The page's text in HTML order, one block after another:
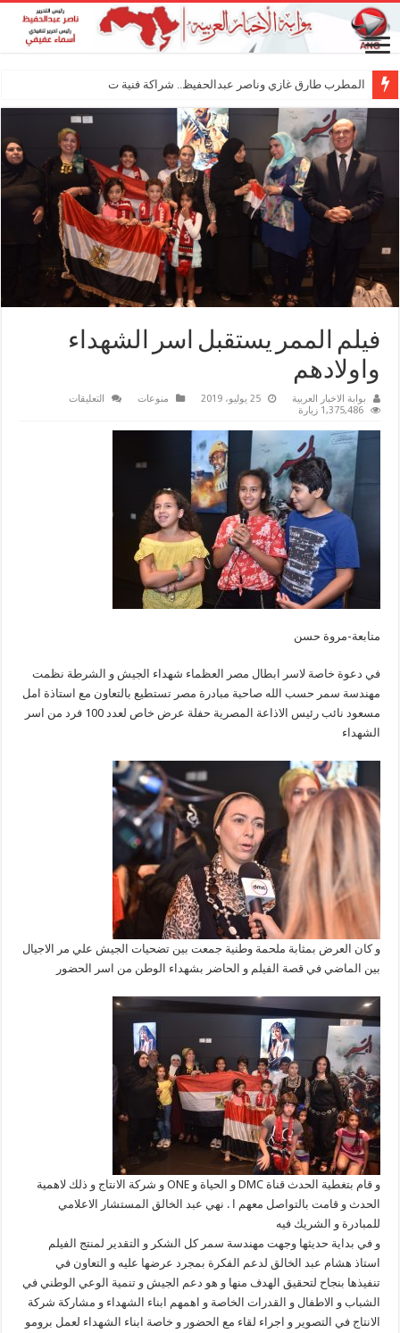
المطرب طارق غازي وناصر عبدالحفيظ.. شراكة فنية ترسم ملامح مستقبل
فيلم الممر يستقبل اسر الشهداء
واولادهم
بوابة الاخبار العربية 25 يوليو، 2019 منوعات التعليقات
1,375,486 زيارة
متابعة-مروة حسن
في دعوة خاصة لاسر ابطال مصر العظماء شهداء الجيش و الشرطة نظمت
مهندسة سمر حسب الله صاحبة مبادرة مصر تستطيع بالتعاون مع استاذة امل
مسعود نائب رئيس الاذاعة المصرية حفلة عرض خاص لعدد 100 فرد من اسر
الشهداء
و كان العرض بمثابة ملحمة وطنية جمعت بين تضحيات الجيش علي مر الاجيال
بين الماضي في قصة الفيلم و الحاضر بشهداء الوطن من اسر الحضور
و قام بتغطية الحدث قناة DMC و الحياة و ONE و شركة الانتاج و ذلك لاهمية
الحدث و قامت بالتواصل معهم ا . نهي عبد الخالق المستشار الاعلامي
للمبادرة و الشريك فيه
و في بداية حديثها وجهت مهندسة سمر كل الشكر و التقدير لمنتج الفيلم
استاذ هشام عبد الخالق لدعم الفكرة بمجرد عرضها عليه و التعاون في
تنفيذها بنجاح لتحقيق الهدف منها و هو دعم الجيش و تنمية الوعي الوطني في
الشباب و الاطفال و القدرات الخاصة و اهمهم ابناء الشهداء و مشاركة شركة
الانتاج في التصوير و اجراء لقاء مع الحضور و خاصة ابناء الشهداء لعمل برومو